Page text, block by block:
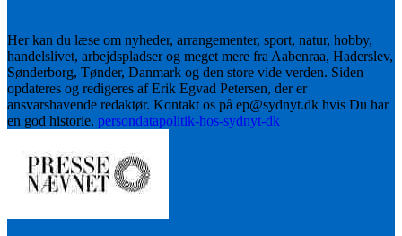
Her kan du læse om nyheder, arrangementer, sport, natur, hobby,
handelslivet, arbejdspladser og meget mere fra Aabenraa, Haderslev,
Sønderborg, Tønder, Danmark og den store vide verden. Siden
opdateres og redigeres af Erik Egvad Petersen, der er
ansvarshavende redaktør. Kontakt os på ep@sydnyt.dk hvis Du har
en god historie. persondatapolitik-hos-sydnyt-dk